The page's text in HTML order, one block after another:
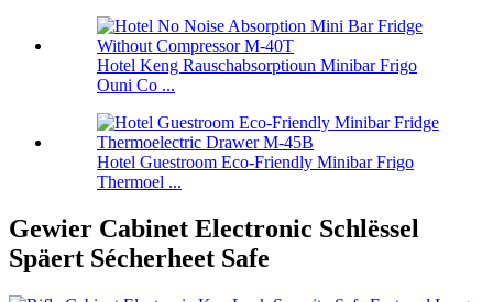
Hotel Keng Rauschabsorptioun Minibar Frigo
Ouni Co ...
Hotel Guestroom Eco-Friendly Minibar Frigo
Thermoel ...
Gewier Cabinet Electronic Schlëssel
Späert Sécherheet Safe